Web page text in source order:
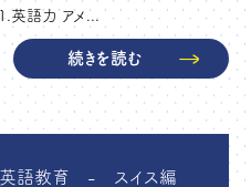
1.英語力 アメ...
続きを読む
英語教育 - スイス編